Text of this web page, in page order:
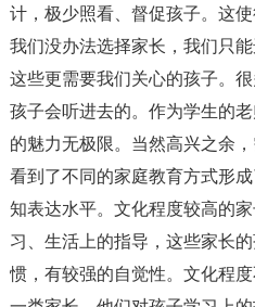
计，极少照看、督促孩子。这
我们没办法选择家长，我们只
这些更需要我们关心的孩子。
孩子会听进去的。作为学生的
的魅力无极限。当然高兴之余
看到了不同的家庭教育方式形
知表达水平。文化程度较高的
习、生活上的指导，这些家长
惯，有较强的自觉性。文化程